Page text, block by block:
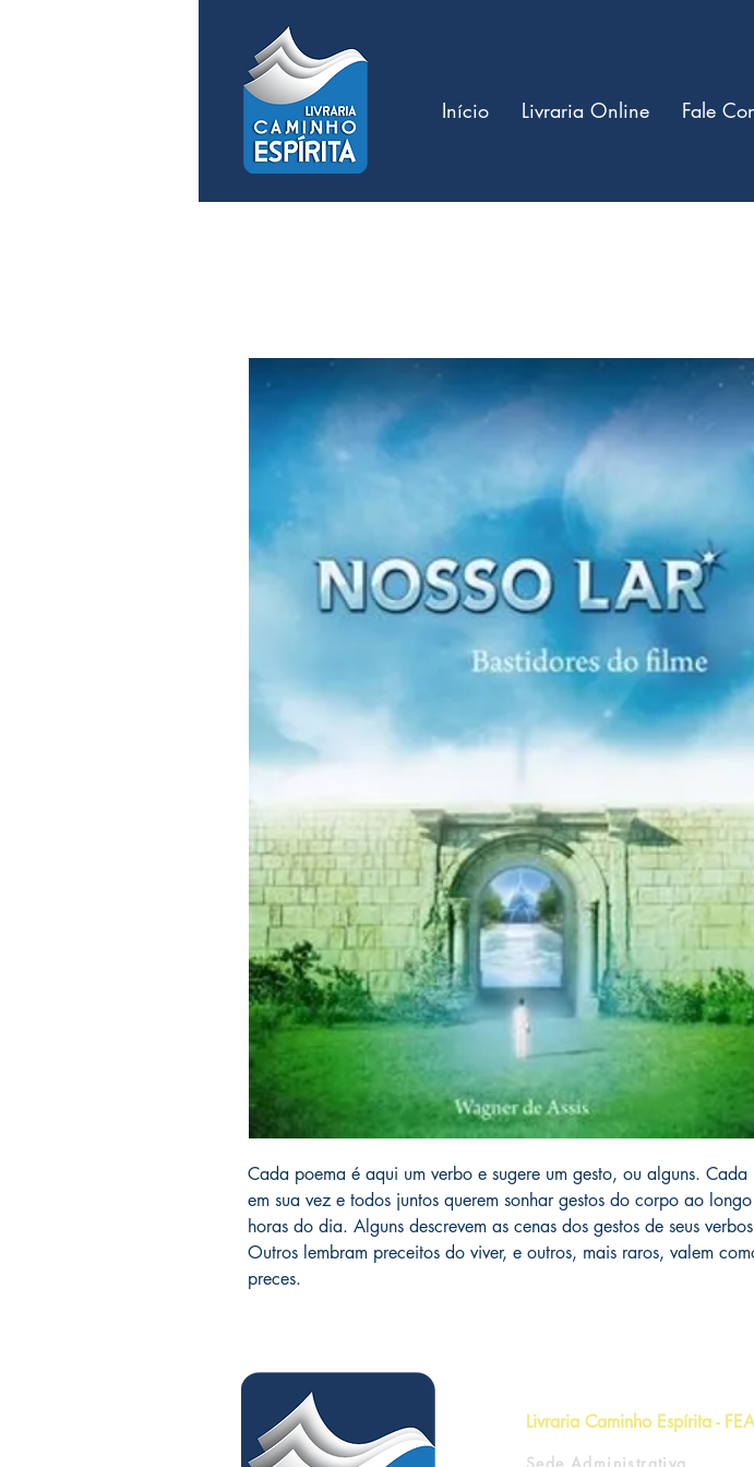
Início Livraria Online Fale
Cada poema é aqui um verbo e sugere um gesto, ou alguns. Cada
em sua vez e todos juntos querem sonhar gestos do corpo ao
horas do dia. Alguns descrevem as cenas dos gestos de seus
Outros lembram preceitos do viver, e outros, mais raros, valem
preces.
Livraria Caminho Espírita - FEA